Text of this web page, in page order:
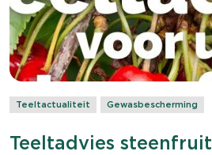
Teeltactualiteit Gewasbescherming
Teeltadvies steenfruit